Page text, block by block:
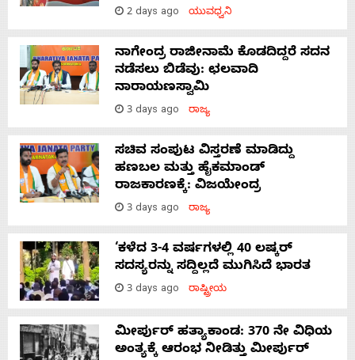
2 days ago ಯುವಧ್ವನಿ
ನಾಗೇಂದ್ರ ರಾಜೀನಾಮೆ ಕೊಡದಿದ್ದರೆ ಸದನ
ನಡೆಸಲು ಬಿಡೆವು: ಛಲವಾದಿ
ನಾರಾಯಣಸ್ವಾಮಿ
3 days ago ರಾಜ್ಯ
ಸಚಿವ ಸಂಪುಟ ವಿಸ್ತರಣೆ ಮಾಡಿದ್ದು
ಹಣಬಲ ಮತ್ತು ಹೈಕಮಾಂಡ್
ರಾಜಕಾರಣಕ್ಕೆ: ವಿಜಯೇಂದ್ರ
3 days ago ರಾಜ್ಯ
‘ಕಳೆದ 3-4 ವರ್ಷಗಳಲ್ಲಿ 40 ಲಷ್ಕರ್
ಸದಸ್ಯರನ್ನು ಸದ್ದಿಲ್ಲದೆ ಮುಗಿಸಿದೆ ಭಾರತ
3 days ago ರಾಷ್ಟ್ರೀಯ
ಮೀರ್ಪುರ್ ಹತ್ಯಾಕಾಂಡ: 370 ನೇ ವಿಧಿಯ
ಅಂತ್ಯಕ್ಕೆ ಆರಂಭ ನೀಡಿತ್ತು ಮೀರ್ಪುರ್